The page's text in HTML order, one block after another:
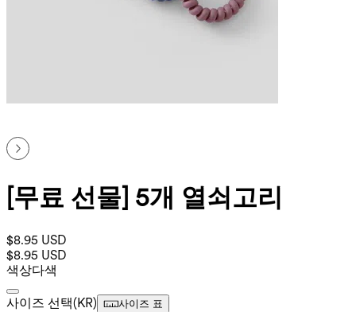
[무료 선물] 5개 열쇠고리
$8.95 USD
$8.95 USD
색상다색
사이즈 선택(KR) 사이즈 표